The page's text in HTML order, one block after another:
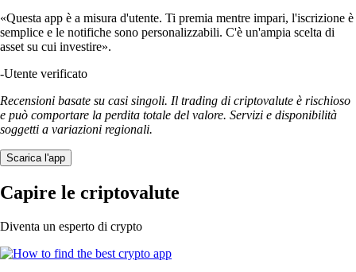
«Questa app è a misura d'utente. Ti premia mentre impari, l'iscrizione è
semplice e le notifiche sono personalizzabili. C'è un'ampia scelta di
asset su cui investire».
-Utente verificato
Recensioni basate su casi singoli. Il trading di criptovalute è rischioso
e può comportare la perdita totale del valore. Servizi e disponibilità
soggetti a variazioni regionali.
Scarica l'app
Capire le criptovalute
Diventa un esperto di crypto